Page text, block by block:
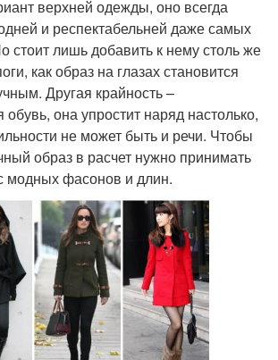
верхней одежды, оно всегда
и респектабельней даже самых
стоит лишь добавить к нему столь же
как образ на глазах становится
Другая крайность –
она упростит наряд настолько,
не может быть и речи. Чтобы
образ в расчет нужно принимать
модных фасонов и длин.